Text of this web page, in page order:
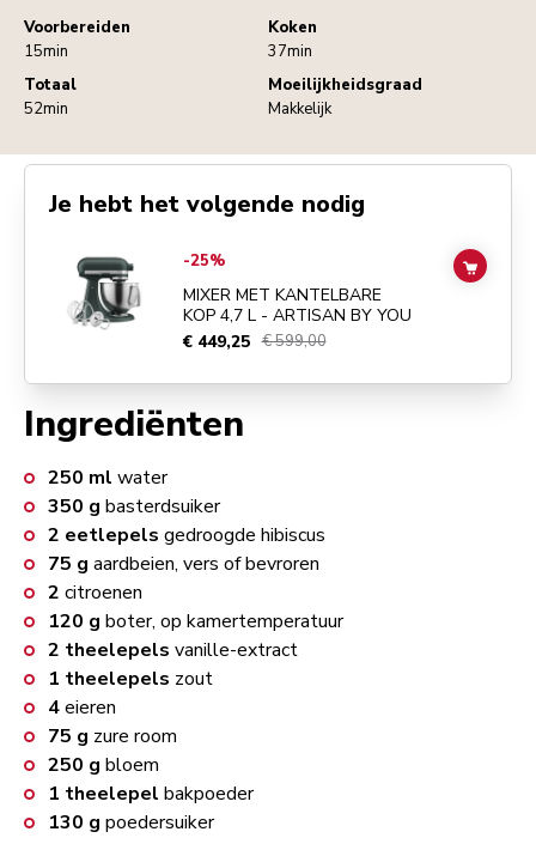
Voorbereiden
15min
Koken
37min
Totaal
52min
Moeilijkheidsgraad
Makkelijk
Ingrediënten
250 ml water
350 g basterdsuiker
2 eetlepels gedroogde hibiscus
75 g aardbeien, vers of bevroren
2 citroenen
120 g boter, op kamertemperatuur
2 theelepels vanille-extract
1 theelepels zout
4eieren
75 g zure room
250 g bloem
1 theelepel bakpoeder
130 g poedersuiker
Je hebt het volgende nodig
Go toMIXER MET KANTELBARE KOP 4,7 L - ARTISAN BY YOU
-25%
MIXER MET KANTELBARE
KOP 4,7 L - ARTISAN BY YOU
€ 449,25 € 599,00
ADD